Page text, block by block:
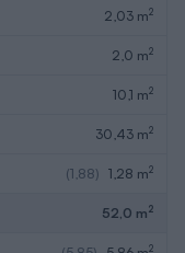
2,03 m2
2,0 m2
10,1 m2
30,43 m2
(1,88) 1,28 m2
52,0 m2
2